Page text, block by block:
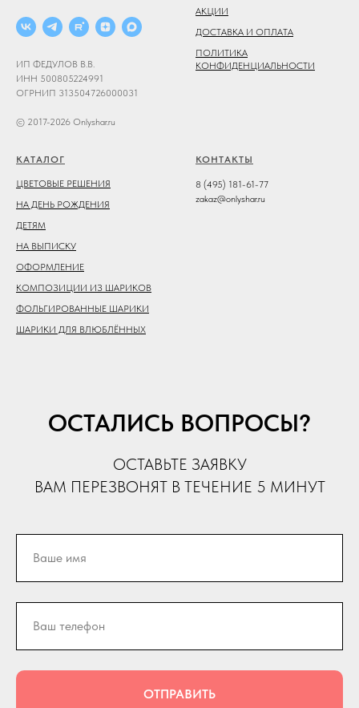
ИП ФЕДУЛОВ В.В.
ИНН 500805224991
ОГРНИП 313504726000031
© 2017-2026 Onlyshar.ru
АКЦИИ
ДОСТАВКА И ОПЛАТА
ПОЛИТИКА
КОНФИДЕНЦИАЛЬНОСТИ
КАТАЛОГ
ЦВЕТОВЫЕ РЕШЕНИЯ
НА ДЕНЬ РОЖДЕНИЯ
ДЕТЯМ
НА ВЫПИСКУ
ОФОРМЛЕНИЕ
КОМПОЗИЦИИ ИЗ ШАРИКОВ
ФОЛЬГИРОВАННЫЕ ШАРИКИ
ШАРИКИ ДЛЯ ВЛЮБЛЁННЫХ
КОНТАКТЫ
8 (495) 181-61-77
zakaz@onlyshar.ru
ОСТАЛИСЬ ВОПРОСЫ?
ОСТАВЬТЕ ЗАЯВКУ
ВАМ ПЕРЕЗВОНЯТ В ТЕЧЕНИЕ 5 МИНУТ
ОТПРАВИТЬ